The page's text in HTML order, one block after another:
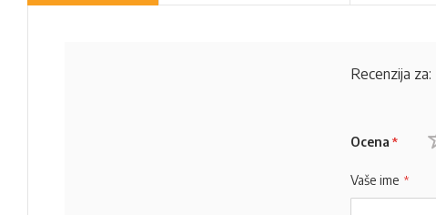
Recenzija za:
Ocena
Vaše ime